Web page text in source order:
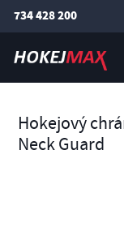
734 428 200
Hokejový
Neck Guard